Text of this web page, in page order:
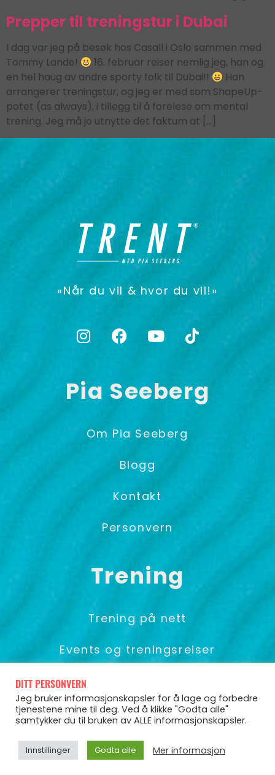
Prepper til treningstur i Dubai
I dag var jeg på besøk hos Casall i Oslo sammen med
Tommy Lande!
16. februar reiser nemlig jeg, han og
en hel haug av andre sporty folk til Dubai!!
Han
arrangerer treningstur, og jeg er med som ShapeUp-
potet (as always), i tillegg til å forelese om mental
trening. Jeg må jo utnytte det faktum at […]
«Når du vil & hvor du vil!»
Pia Seeberg
Om Pia Seeberg
Blogg
Kontakt
Personvern
Trening
Trening på nett
Events og treningsreiser
Foredrag & Gruppetrening
Powered by CoCoach
DITT PERSONVERN
Jeg bruker informasjonskapsler for å lage og forbedre
tjenestene mine til deg. Ved å klikke "Godta alle"
samtykker du til bruken av ALLE informasjonskapsler.
Innstillinger Godta alle Mer informasjon